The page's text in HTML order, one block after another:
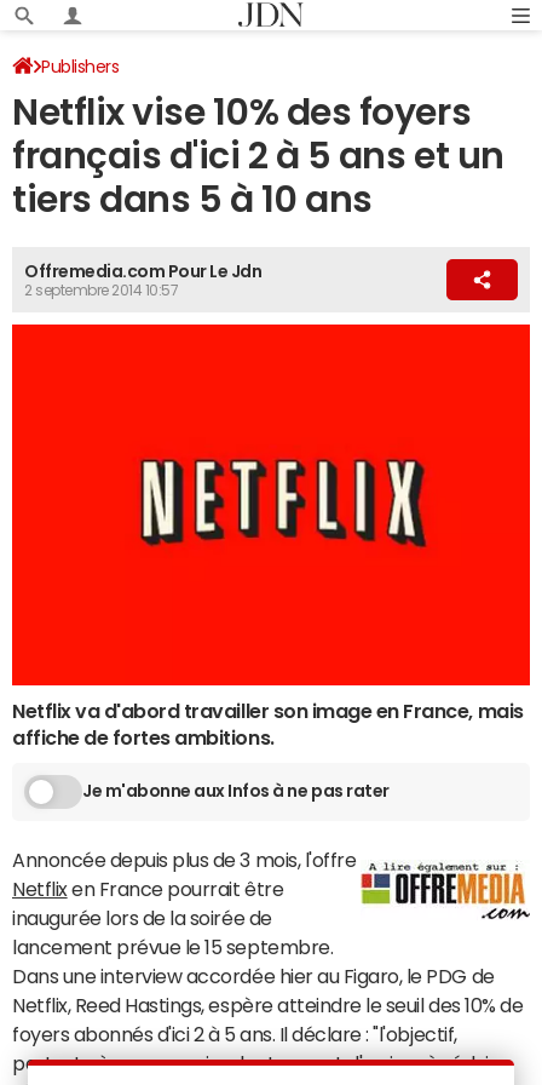
Publishers
Netflix vise 10% des foyers
français d'ici 2 à 5 ans et un
tiers dans 5 à 10 ans
Offremedia.com Pour Le Jdn
2 septembre 2014 10:57
Netflix va d'abord travailler son image en France, mais
affiche de fortes ambitions.
Je m'abonne aux Infos à ne pas rater
Annoncée depuis plus de 3 mois, l'offre
Netflixen France pourrait être
inaugurée lors de la soirée de
lancement prévue le 15 septembre.
Dans une interview accordée hier au Figaro, le PDG de
Netflix, Reed Hastings, espère atteindre le seuil des 10% de
foyers abonnés d'ici 2 à 5 ans. Il déclare : "l'objectif,
partout où nous nous implantons, est d'arriver à séduire